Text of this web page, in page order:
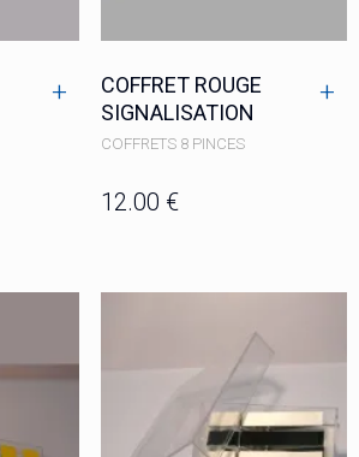
+
COFFRET ROUGE
SIGNALISATION
COFFRETS 8 PINCES
12.00 €
+